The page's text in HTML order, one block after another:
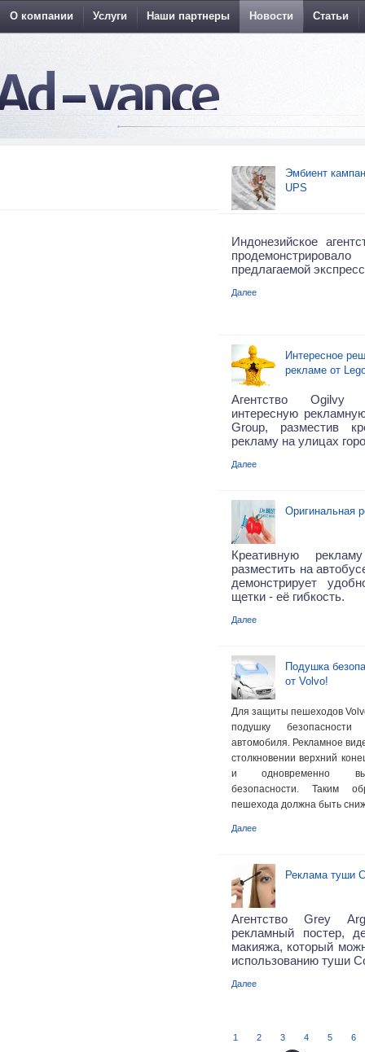
О компании Услуги Наши партнеры Новости Статьи
Эмбиент
UPS
Индонезийское
предлагаемой
Далее
Интересное
рекламе от
Агентство Ogilvy
интересную
Group, разместив
рекламу на улицах
Далее
Оригинальная
Креативную
разместить на
демонстрирует
щетки - её гибкость.
Далее
Подушка
от Volvo!
Для защиты пешеходов
подушку
автомобиля. Рекламное
столкновении верхний
и одновременно
безопасности. Таким
пешехода должна быть
Далее
Реклама туши
Агентство Grey
рекламный постер,
макияжа, который
использованию туши
Далее
1 2 3 4 5 6